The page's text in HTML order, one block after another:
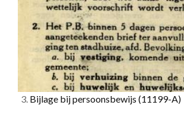
3. Bijlage bij persoonsbewijs (11199-A)